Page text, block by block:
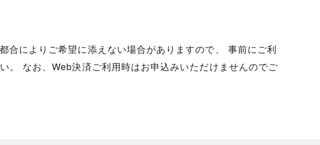
によりご希望に添えない場合がありますので、 事前にご利
。 なお、Web決済ご利用時はお申込みいただけませんのでご